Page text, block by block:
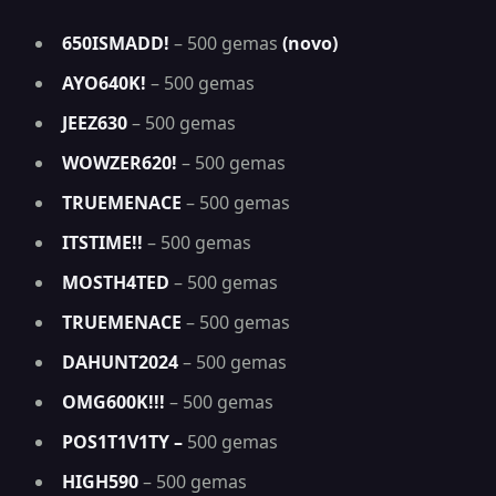
650ISMADD! – 500 gemas (novo)
AYO640K! – 500 gemas
JEEZ630– 500 gemas
WOWZER620! – 500 gemas
TRUEMENACE – 500 gemas
ITSTIME!! – 500 gemas
MOSTH4TED – 500 gemas
TRUEMENACE – 500 gemas
DAHUNT2024– 500 gemas
OMG600K!!! – 500 gemas
POS1T1V1TY – 500 gemas
HIGH590– 500 gemas